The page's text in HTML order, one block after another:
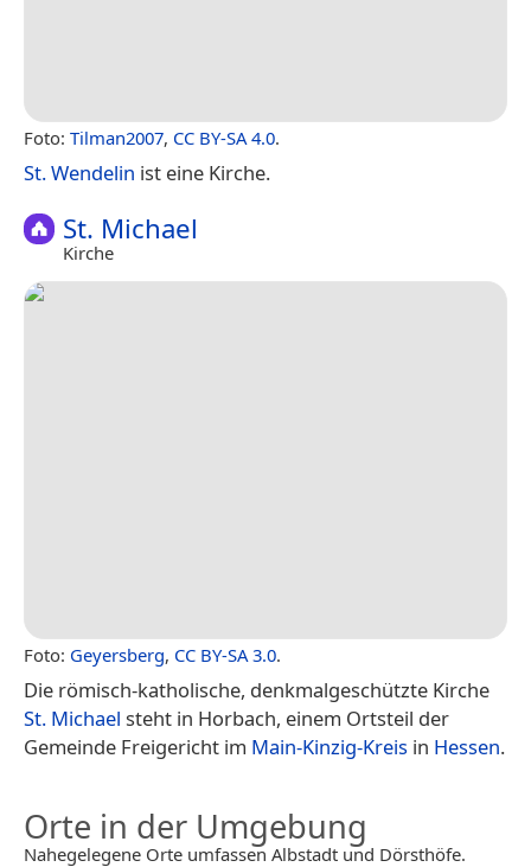
Foto: Tilman2007, CC BY-SA 4.0.
St. Wendelin ist eine Kirche.
St. Michael
Kirche
Foto: Geyersberg, CC BY-SA 3.0.
Die römisch-katholische, denkmalgeschützte Kirche
St. Michael steht in Horbach, einem Ortsteil der
Gemeinde Freigericht im Main-Kinzig-Kreis in Hessen.
Orte in der Umgebung
Nahegelegene Orte umfassen Albstadt und Dörsthöfe.